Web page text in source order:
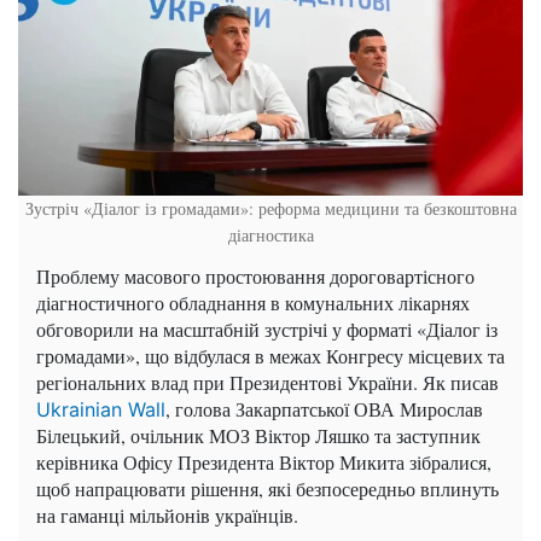
Зустріч «Діалог із громадами»: реформа медицини та безкоштовна
діагностика
Проблему масового простоювання дороговартісного
діагностичного обладнання в комунальних лікарнях
обговорили на масштабній зустрічі у форматі «Діалог із
громадами», що відбулася в межах Конгресу місцевих та
регіональних влад при Президентові України. Як писав
Ukrainian Wall, голова Закарпатської ОВА Мирослав
Білецький, очільник МОЗ Віктор Ляшко та заступник
керівника Офісу Президента Віктор Микита зібралися,
щоб напрацювати рішення, які безпосередньо вплинуть
на гаманці мільйонів українців.